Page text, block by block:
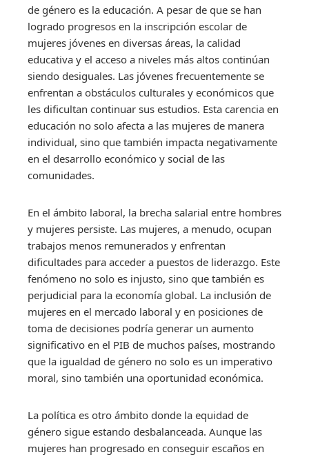
de género es la educación. A pesar de que se han
logrado progresos en la inscripción escolar de
mujeres jóvenes en diversas áreas, la calidad
educativa y el acceso a niveles más altos continúan
siendo desiguales. Las jóvenes frecuentemente se
enfrentan a obstáculos culturales y económicos que
les dificultan continuar sus estudios. Esta carencia en
educación no solo afecta a las mujeres de manera
individual, sino que también impacta negativamente
en el desarrollo económico y social de las
comunidades.
En el ámbito laboral, la brecha salarial entre hombres
y mujeres persiste. Las mujeres, a menudo, ocupan
trabajos menos remunerados y enfrentan
dificultades para acceder a puestos de liderazgo. Este
fenómeno no solo es injusto, sino que también es
perjudicial para la economía global. La inclusión de
mujeres en el mercado laboral y en posiciones de
toma de decisiones podría generar un aumento
significativo en el PIB de muchos países, mostrando
que la igualdad de género no solo es un imperativo
moral, sino también una oportunidad económica.
La política es otro ámbito donde la equidad de
género sigue estando desbalanceada. Aunque las
mujeres han progresado en conseguir escaños en